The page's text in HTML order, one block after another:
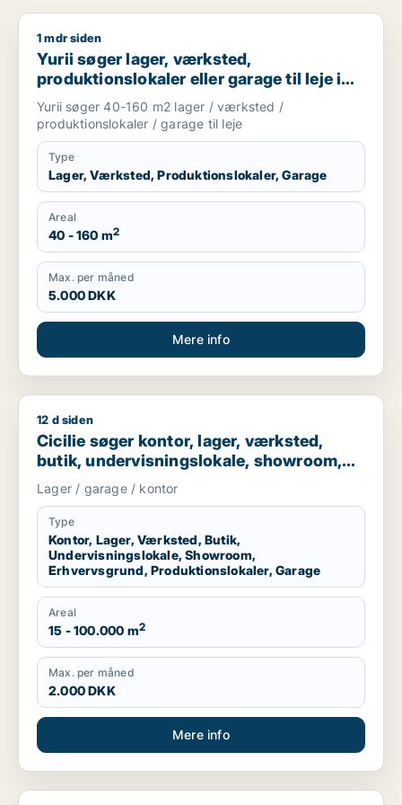
Yurii søger lager, værksted, produktionslokaler eller garage
1 mdr siden
Yurii søger lager, værksted,
produktionslokaler eller garage til leje i
Region Sjælland
Yurii søger 40-160 m2 lager / værksted /
produktionslokaler / garage til leje
Type
Lager, Værksted, Produktionslokaler, Garage
Areal
40 - 160 m2
Max. per måned
5.000 DKK
Mere info
Cicilie søger kontor, lager, værksted, butik,
12 d siden
Cicilie søger kontor, lager, værksted,
butik, undervisningslokale, showroom,
erhvervsgrund, produktionslokaler eller
garage til leje i Region Sjælland eller
Nordsjælland
Lager / garage / kontor
Type
Kontor, Lager, Værksted, Butik,
Undervisningslokale, Showroom,
Erhvervsgrund, Produktionslokaler, Garage
Areal
15 - 100.000 m2
Max. per måned
2.000 DKK
Mere info